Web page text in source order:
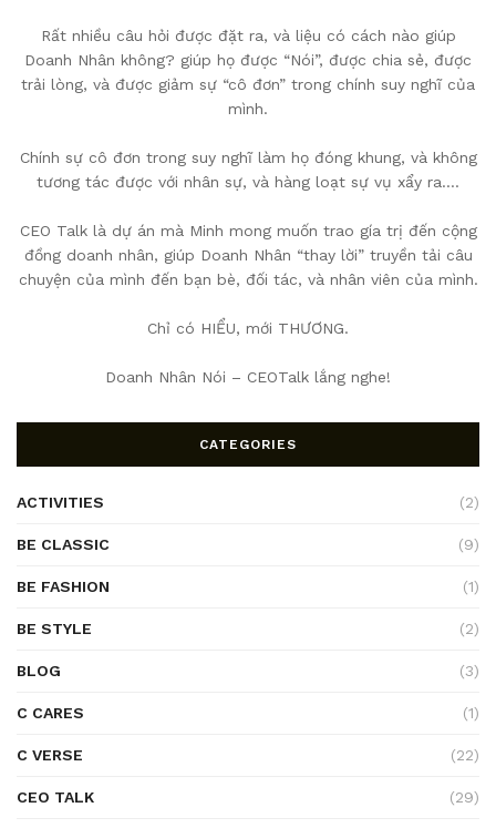
Rất nhiều câu hỏi được đặt ra, và liệu có cách nào giúp
Doanh Nhân không? giúp họ được “Nói”, được chia sẻ, được
trải lòng, và được giảm sự “cô đơn” trong chính suy nghĩ của
mình.
Chính sự cô đơn trong suy nghĩ làm họ đóng khung, và không
tương tác được với nhân sự, và hàng loạt sự vụ xẩy ra….
CEO Talk là dự án mà Minh mong muốn trao gía trị đến cộng
đồng doanh nhân, giúp Doanh Nhân “thay lời” truyền tải câu
chuyện của mình đến bạn bè, đối tác, và nhân viên của mình.
Chỉ có HIỂU, mới THƯƠNG.
Doanh Nhân Nói – CEOTalk lắng nghe!
CATEGORIES
ACTIVITIES (2)
BE CLASSIC (9)
BE FASHION (1)
BE STYLE (2)
BLOG (3)
C CARES (1)
C VERSE (22)
CEO TALK (29)